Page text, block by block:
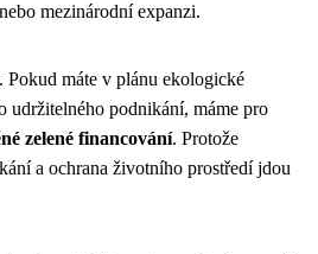
mezinárodní expanzi.
Pokud máte v plánu ekologické
udržitelného podnikání, máme pro
zelené financování. Protože
a ochrana životního prostředí jdou